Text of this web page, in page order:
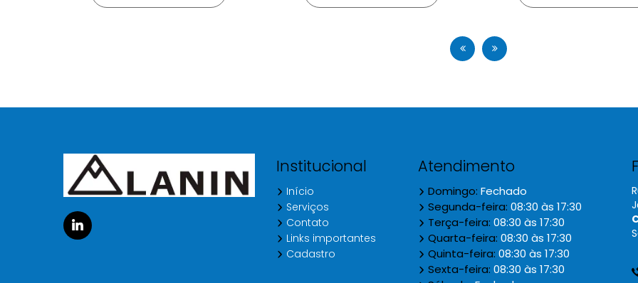
Institucional
Início
Serviços
Contato
Links importantes
Cadastro
Atendimento
Domingo:Fechado
Segunda-feira:08:30 às 17:30
Terça-feira:08:30 às 17:30
Quarta-feira:08:30 às 17:30
Quinta-feira:08:30 às 17:30
Sexta-feira:08:30 às 17:30